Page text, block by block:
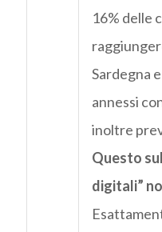
16% delle
Sardegna
annessi
inoltre
Questo
digitali”